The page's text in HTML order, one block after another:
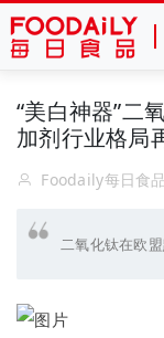
“美白神器”二
加剂行业格局
Foodaily每日食品
二氧化钛在欧